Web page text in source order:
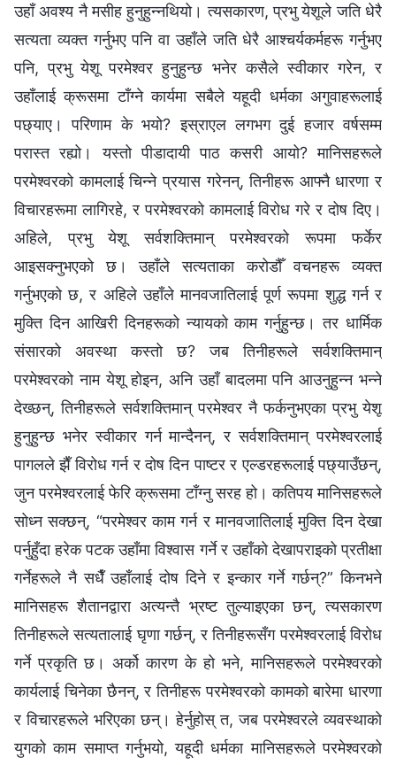
उहाँ अवश्य नै मसीह हुनुहुन्‍नथियो। त्यसकारण, प्रभु येशूले जति धेरै
सत्यता व्यक्त गर्नुभए पनि वा उहाँले जति धेरै आश्‍चर्यकर्महरू गर्नुभए
पनि, प्रभु येशू परमेश्‍वर हुनुहुन्छ भनेर कसैले स्वीकार गरेन, र
उहाँलाई क्रूसमा टाँग्‍ने कार्यमा सबैले यहूदी धर्मका अगुवाहरूलाई
पछ्याए। परिणाम के भयो? इस्राएल लगभग दुई हजार वर्षसम्‍म
परास्त रह्यो। यस्तो पीडादायी पाठ कसरी आयो? मानिसहरूले
परमेश्‍वरको कामलाई चिन्‍ने प्रयास गरेनन्, तिनीहरू आफ्‍नै धारणा र
विचारहरूमा लागिरहे, र परमेश्‍वरको कामलाई विरोध गरे र दोष दिए।
अहिले, प्रभु येशू सर्वशक्तिमान्‌ परमेश्‍वरको रूपमा फर्केर
आइसक्‍नुभएको छ। उहाँले सत्यताका करोडौँ वचनहरू व्यक्त
गर्नुभएको छ, र अहिले उहाँले मानवजातिलाई पूर्ण रूपमा शुद्ध गर्न र
मुक्ति दिन आखिरी दिनहरूको न्यायको काम गर्नुहुन्छ। तर धार्मिक
संसारको अवस्था कस्तो छ? जब तिनीहरूले सर्वशक्तिमान्‌
परमेश्‍वरको नाम येशू होइन, अनि उहाँ बादलमा पनि आउनुहुन्‍न भन्‍ने
देख्छन्, तिनीहरूले सर्वशक्तिमान्‌ परमेश्‍वर नै फर्कनुभएका प्रभु येशू
हुनुहुन्छ भनेर स्वीकार गर्न मान्दैनन्, र सर्वशक्तिमान्‌ परमेश्‍वरलाई
पागलले झैँ विरोध गर्न र दोष दिन पाष्टर र एल्डरहरूलाई पछ्याउँछन्,
जुन परमेश्‍वरलाई फेरि क्रूसमा टाँग्‍नु सरह हो। कतिपय मानिसहरूले
सोध्‍न सक्छन्, “परमेश्‍वर काम गर्न र मानवजातिलाई मुक्ति दिन देखा
पर्नुहुँदा हरेक पटक उहाँमा विश्‍वास गर्ने र उहाँको देखापराइको प्रतीक्षा
गर्नेहरूले नै सधैँ उहाँलाई दोष दिने र इन्कार गर्ने गर्छन्?” किनभने
मानिसहरू शैतानद्वारा अत्यन्तै भ्रष्ट तुल्याइएका छन्, त्यसकारण
तिनीहरूले सत्यतालाई घृणा गर्छन्, र तिनीहरूसँग परमेश्‍वरलाई विरोध
गर्ने प्रकृति छ। अर्को कारण के हो भने, मानिसहरूले परमेश्‍वरको
कार्यलाई चिनेका छैनन्, र तिनीहरू परमेश्‍वरको कामको बारेमा धारणा
र विचारहरूले भरिएका छन्। हेर्नुहोस् त, जब परमेश्‍वरले व्यवस्थाको
युगको काम समाप्त गर्नुभयो, यहूदी धर्मका मानिसहरूले परमेश्‍वरको